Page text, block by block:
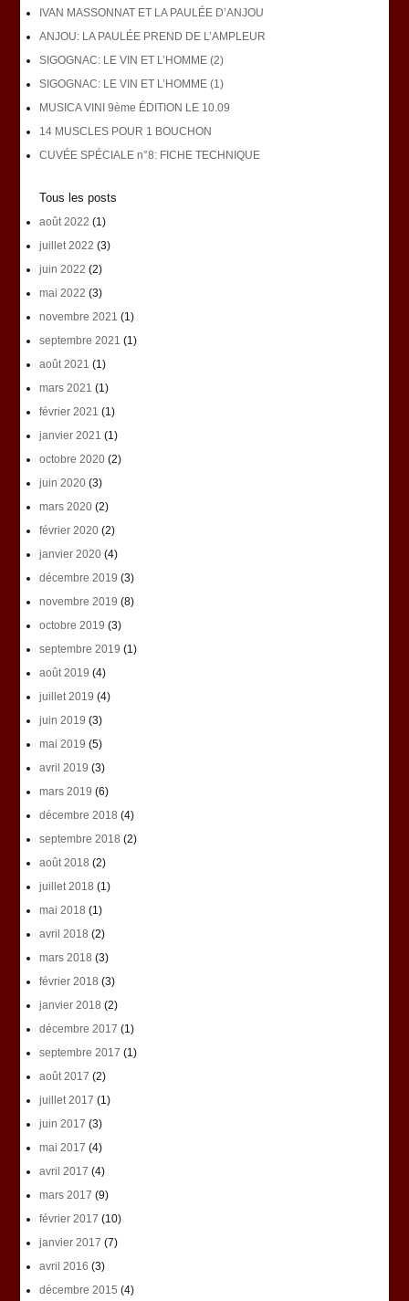
IVAN MASSONNAT ET LA PAULÉE D’ANJOU
ANJOU: LA PAULÉE PREND DE L’AMPLEUR
SIGOGNAC: LE VIN ET L’HOMME (2)
SIGOGNAC: LE VIN ET L’HOMME (1)
MUSICA VINI 9ème ÉDITION LE 10.09
14 MUSCLES POUR 1 BOUCHON
CUVÉE SPÉCIALE n°8: FICHE TECHNIQUE
Tous les posts
août 2022 (1)
juillet 2022 (3)
juin 2022 (2)
mai 2022 (3)
novembre 2021 (1)
septembre 2021 (1)
août 2021 (1)
mars 2021 (1)
février 2021 (1)
janvier 2021 (1)
octobre 2020(2)
juin 2020(3)
mars 2020(2)
février 2020(2)
janvier 2020(4)
décembre 2019 (3)
novembre 2019 (8)
octobre 2019 (3)
septembre 2019 (1)
août 2019 (4)
juillet 2019 (4)
juin 2019 (3)
mai 2019 (5)
avril 2019 (3)
mars 2019 (6)
décembre 2018 (4)
septembre 2018 (2)
août 2018 (2)
juillet 2018 (1)
mai 2018 (1)
avril 2018 (2)
mars 2018 (3)
février 2018 (3)
janvier 2018 (2)
décembre 2017 (1)
septembre 2017 (1)
août 2017 (2)
juillet 2017 (1)
juin 2017 (3)
mai 2017 (4)
avril 2017 (4)
mars 2017 (9)
février 2017 (10)
janvier 2017 (7)
avril 2016 (3)
décembre 2015 (4)